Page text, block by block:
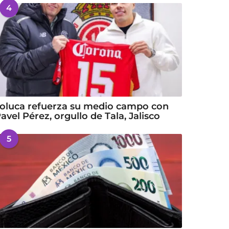
4
refuerza su medio campo con
Pérez, orgullo de Tala, Jalisco
5